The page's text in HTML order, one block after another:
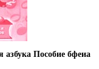
Пособие бфеиа